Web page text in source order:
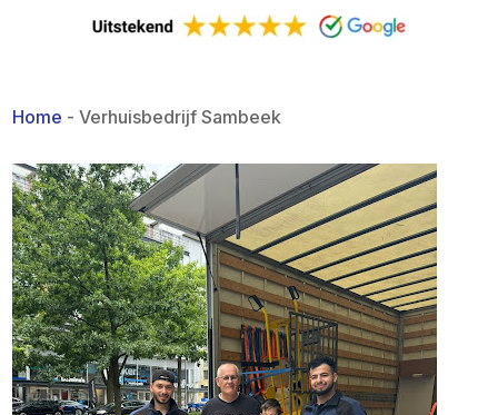
Home -Verhuisbedrijf Sambeek